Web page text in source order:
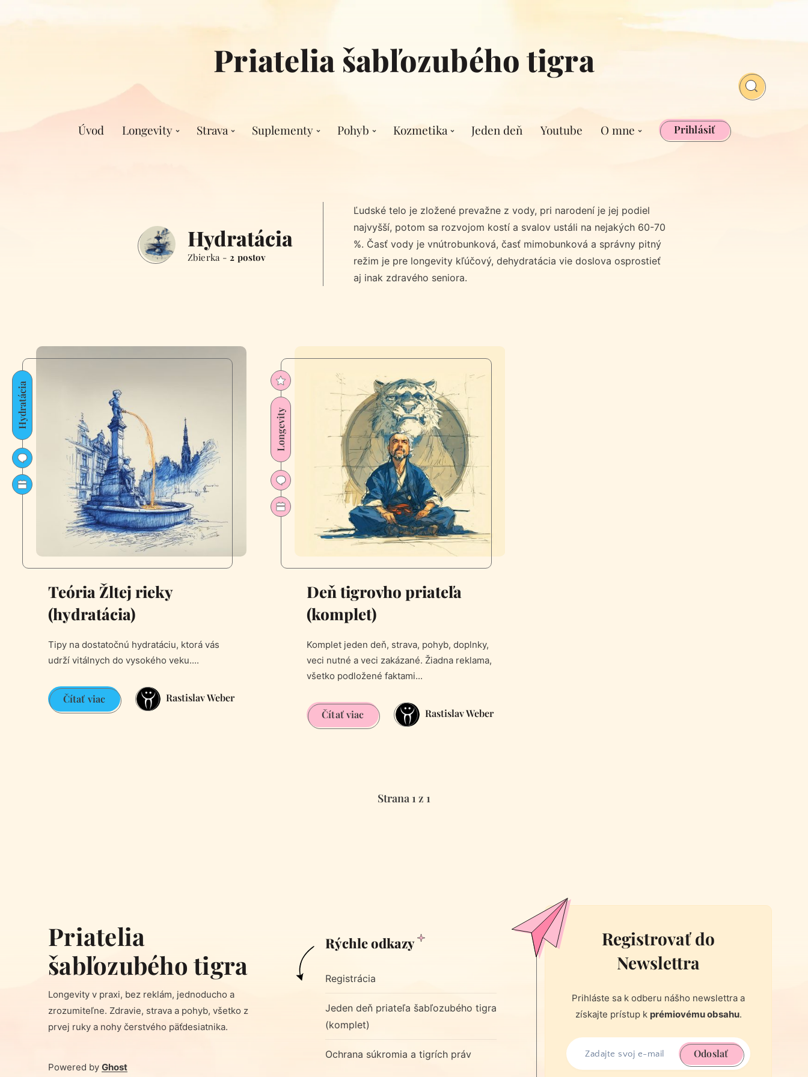
Priatelia šabľozubého tigra
Úvod Longevity Strava Suplementy Pohyb Kozmetika Jeden deň Youtube O mne Prihlásiť
Hydratácia
Zbierka - 2 postov
Ľudské telo je zložené prevažne z vody, pri narodení je jej podiel
najvyšší, potom sa rozvojom kostí a svalov ustáli na nejakých 60-70
%. Časť vody je vnútrobunková, časť mimobunková a správny pitný
režim je pre longevity kľúčový, dehydratácia vie doslova osprostieť
aj inak zdravého seniora.
Hydratácia
Teória Žltej rieky
(hydratácia)
Tipy na dostatočnú hydratáciu, ktorá vás
udrží vitálnych do vysokého veku....
Čítať viacTeória
Žltej
Rastislav Weber
Longevity
Deň tigrovho priateľa
(komplet)
Komplet jeden deň, strava, pohyb, doplnky,
veci nutné a veci zakázané. Žiadna reklama,
všetko podložené faktami...
Čítať viacDeň
tigrovho
Rastislav Weber
Strana 1 z 1
Priatelia
šabľozubého tigra
Longevity v praxi, bez reklám, jednoducho a
zrozumiteľne. Zdravie, strava a pohyb, všetko z
prvej ruky a nohy čerstvého päťdesiatnika.
Powered by Ghost
Rýchle odkazy
Registrácia
Jeden deň priateľa šabľozubého tigra
(komplet)
Ochrana súkromia a tigrích práv
Registrovať do
Newslettra
Prihláste sa k odberu nášho newslettra a
získajte prístup k prémiovému obsahu.
Odoslať